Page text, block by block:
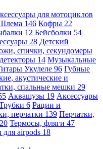
для мотоциклов
146 Кофры 22
12 Бейсболки 54
28 Детский
спички, секундомеры
14 Музыкальные
Укулеле 96 Губные
акустические и
спальные мешки 29
Аквашузы 19 Аксессуары
6 Рации и
перчатки 139 Перчатки,
Термосы, фляги 47
для airpods 18